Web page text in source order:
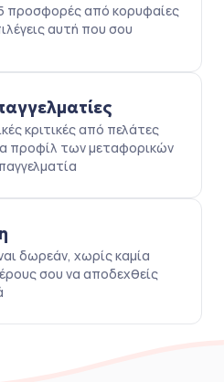
5 προσφορές από κορυφαίες
αυτή που σου
κριτικές από πελάτες
προφίλ των μεταφορικών
δωρεάν, χωρίς καμία
σου να αποδεχθείς